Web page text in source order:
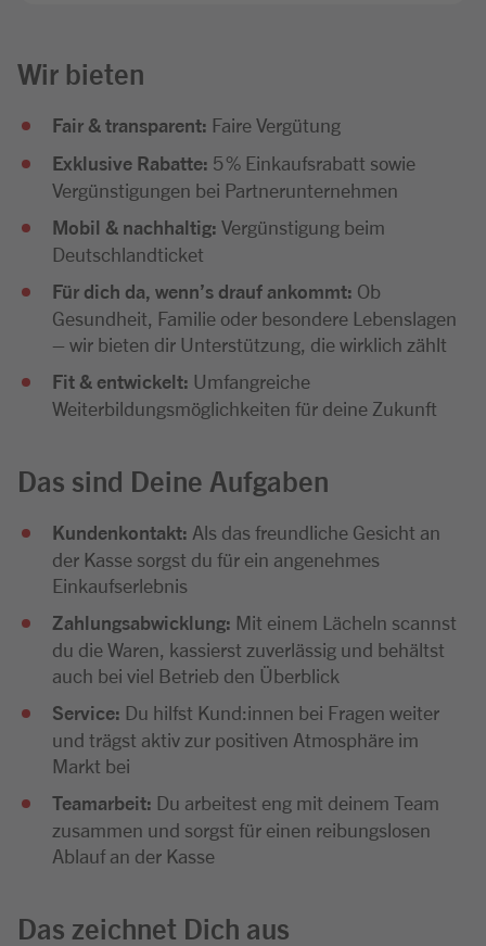
Wir bieten
Fair & transparent: Faire Vergütung
Exklusive Rabatte: 5 % Einkaufsrabatt sowie
Vergünstigungen bei Partnerunternehmen
Mobil & nachhaltig: Vergünstigung beim
Deutschlandticket
Für dich da, wenn’s drauf ankommt: Ob
Gesundheit, Familie oder besondere Lebenslagen
– wir bieten dir Unterstützung, die wirklich zählt
Fit & entwickelt: Umfangreiche
Weiterbildungsmöglichkeiten für deine Zukunft
Das sind Deine Aufgaben
Kundenkontakt: Als das freundliche Gesicht an
der Kasse sorgst du für ein angenehmes
Einkaufserlebnis
Zahlungsabwicklung: Mit einem Lächeln scannst
du die Waren, kassierst zuverlässig und behältst
auch bei viel Betrieb den Überblick
Service: Du hilfst Kund:innen bei Fragen weiter
und trägst aktiv zur positiven Atmosphäre im
Markt bei
Teamarbeit: Du arbeitest eng mit deinem Team
zusammen und sorgst für einen reibungslosen
Ablauf an der Kasse
Das zeichnet Dich aus